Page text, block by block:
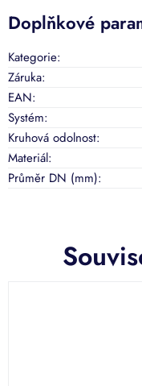
Doplňkové
Kategorie:
Záruka:
EAN:
Systém:
Kruhová odolnost:
Materiál:
Průměr DN (mm):